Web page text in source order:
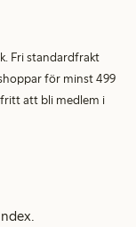
Fri standardfrakt
för minst 499
att bli medlem i